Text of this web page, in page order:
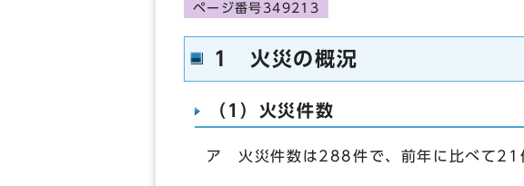
ページ番号349213
1 火災の概況
（1）火災件数
ア 火災件数は288件で、前年に比べて21